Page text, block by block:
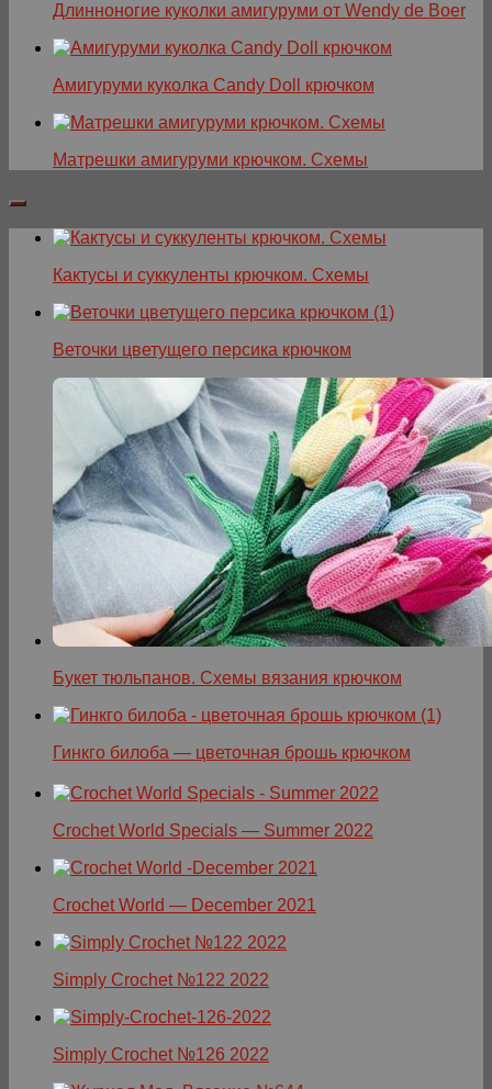
Длинноногие куколки амигуруми от Wendy de Boer
Амигуруми куколка Candy Doll крючком
Матрешки амигуруми крючком. Схемы
Кактусы и суккуленты крючком. Схемы
Веточки цветущего персика крючком
Букет тюльпанов. Схемы вязания крючком
Гинкго билоба — цветочная брошь крючком
Crochet World Specials — Summer 2022
Crochet World — December 2021
Simply Crochet №122 2022
Simply Crochet №126 2022